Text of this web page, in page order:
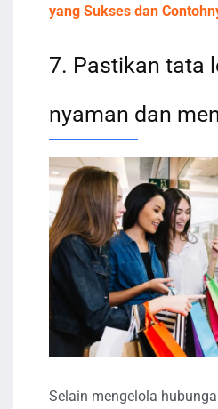
yang Sukses dan
7. Pastikan tata
nyaman dan
Selain mengelola